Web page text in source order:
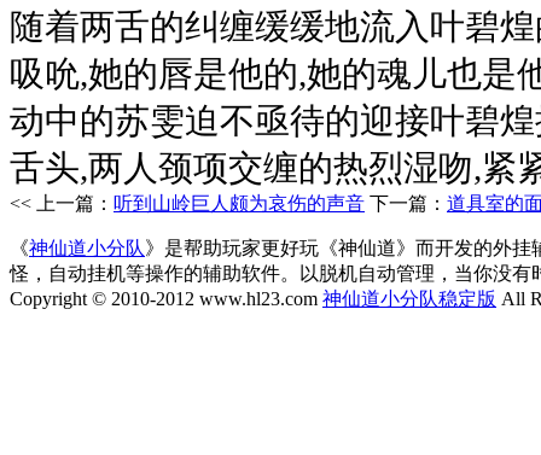
随着两舌的纠缠缓缓地流入叶碧
吸吮,她的唇是他的,她的魂儿也是
动中的苏雯迫不亟待的迎接叶碧
舌头,两人颈项交缠的热烈湿吻,紧
<< 上一篇： 听到山岭巨人颇为哀伤的声音 下一篇： 道具室的
《神仙道小分队》是帮助玩家更好玩《神仙道》而开发的外
怪，自动挂机等操作的辅助软件。以脱机自动管理，当你没有
Copyright © 2010-2012 www.hl23.com 神仙道小分队稳定版 All